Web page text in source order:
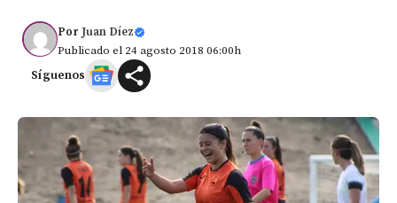
Por Juan Díez
Publicado el 24 agosto 2018 06:00h
Síguenos